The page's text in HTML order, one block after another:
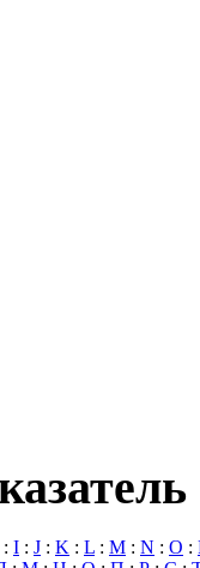
: I : J : K : L : M : N : O :